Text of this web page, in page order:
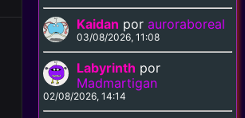
Kaidan porauroraboreal
03/08/2026, 11:08
Labyrinth por
Madmartigan
02/08/2026, 14:14